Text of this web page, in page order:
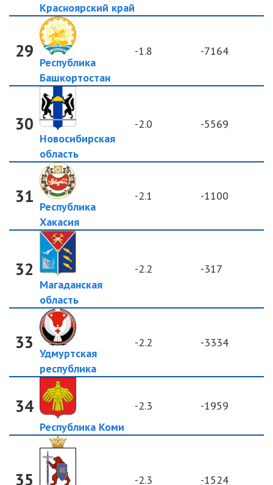
Красноярский край
29
Республика
Башкортостан
-1.8 -7164
30
Новосибирская
область
-2.0 -5569
31
Республика
Хакасия
-2.1 -1100
32
Магаданская
область
-2.2 -317
33
Удмуртская
республика
-2.2 -3334
34
Республика Коми
-2.3 -1959
35 -2.3 -1524